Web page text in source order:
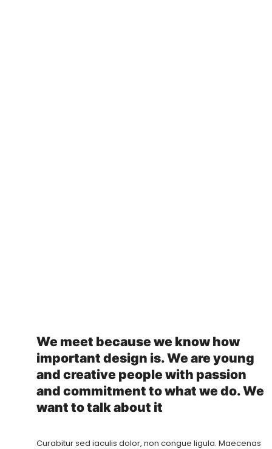
We meet because we know how
important design is. We are young
and creative people with passion
and commitment to what we do. We
want to talk about it
Curabitur sed iaculis dolor, non congue ligula. Maecenas